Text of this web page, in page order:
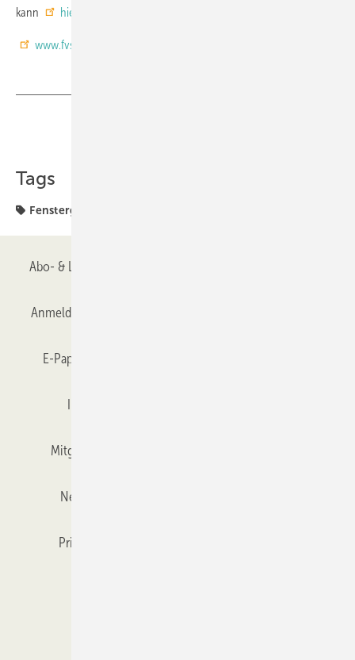
kann
hier
www.fvsb.de
Tags
Fenstergriff
Abo- & Leserservice
Anmelden
E-Paper
Impressum
Mitgliedschaften und Engagement
Newsletter
Privacy Manager